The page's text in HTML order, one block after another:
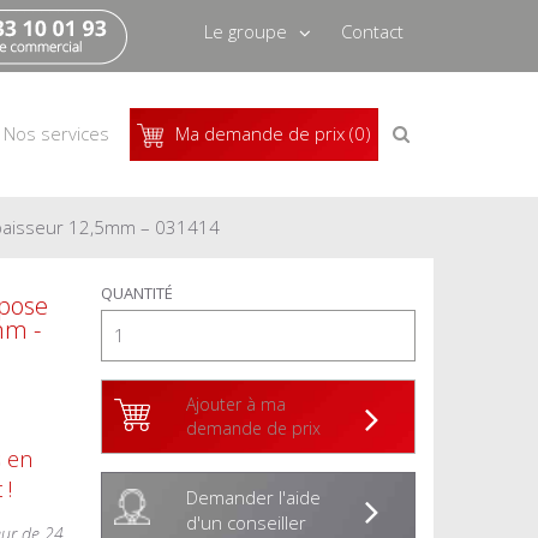
Nos services Ma demande de prix (0) Recherche
de
Le groupe
Qui sommes-nous
Recrutement
Pressbook
Contact
12,5mm – 031414
-
en
QUANTITÉ
Ajouter à ma
demande de prix
Demander l'aide
d'un conseiller